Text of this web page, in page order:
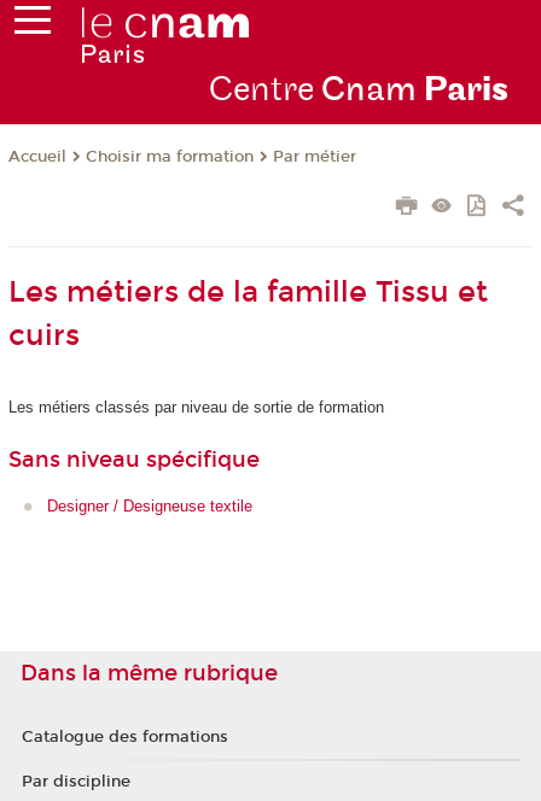
Centre Cnam Paris
Accueil Choisir ma formation Par métier
Les métiers de la famille Tissu et
cuirs
Les métiers classés par niveau de sortie de formation
Sans niveau spécifique
Designer / Designeuse textile
Dans la même rubrique
Catalogue des formations
Par discipline